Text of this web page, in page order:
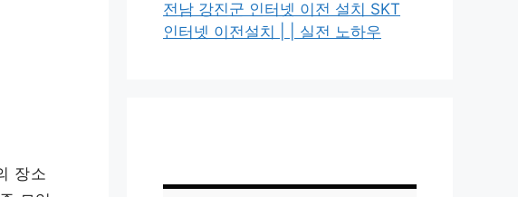
장소
전남 강진군 인터넷 이전 설치 SKT
인터넷 이전설치 | | 실전 노하우